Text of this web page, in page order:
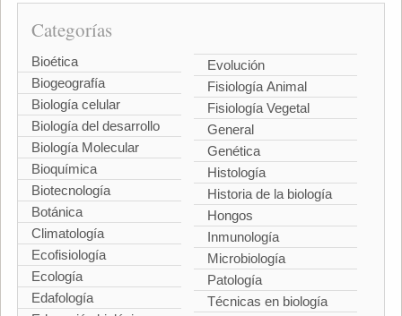
Categorías
Bioética
Biogeografía
Biología celular
Biología del desarrollo
Biología Molecular
Bioquímica
Biotecnología
Botánica
Climatología
Ecofisiología
Ecología
Edafología
Evolución
Fisiología Animal
Fisiología Vegetal
General
Genética
Histología
Historia de la biología
Hongos
Inmunología
Microbiología
Patología
Técnicas en biología